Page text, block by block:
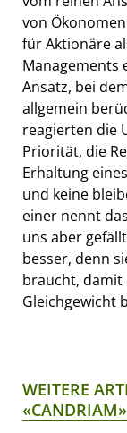
von
für Aktionäre
Managements
Ansatz, bei
allgemein
reagierten die
Priorität, die
Erhaltung
und keine
einer nennt
uns aber
besser, denn
braucht, damit
Gleichgewicht
WEITERE
«CANDRIAM»